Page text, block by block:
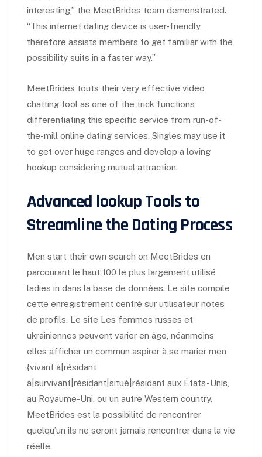
interesting,” the MeetBrides team demonstrated.
“This internet dating device is user-friendly,
therefore assists members to get familiar with the
possibility suits in a faster way.”
MeetBrides touts their very effective video
chatting tool as one of the trick functions
differentiating this specific service from run-of-
the-mill online dating services. Singles may use it
to get over huge ranges and develop a loving
hookup considering mutual attraction.
Advanced lookup Tools to
Streamline the Dating Process
Men start their own search on MeetBrides en
parcourant le haut 100 le plus largement utilisé
ladies in dans la base de données. Le site compile
cette enregistrement centré sur utilisateur notes
de profils. Le site Les femmes russes et
ukrainiennes peuvent varier en âge, néanmoins
elles afficher un commun aspirer à se marier men
{vivant à|résidant
à|survivant|résidant|situé|résidant aux États-Unis,
au Royaume-Uni, ou un autre Western country.
MeetBrides est la possibilité de rencontrer
quelqu’un ils ne seront jamais rencontrer dans la vie
réelle.